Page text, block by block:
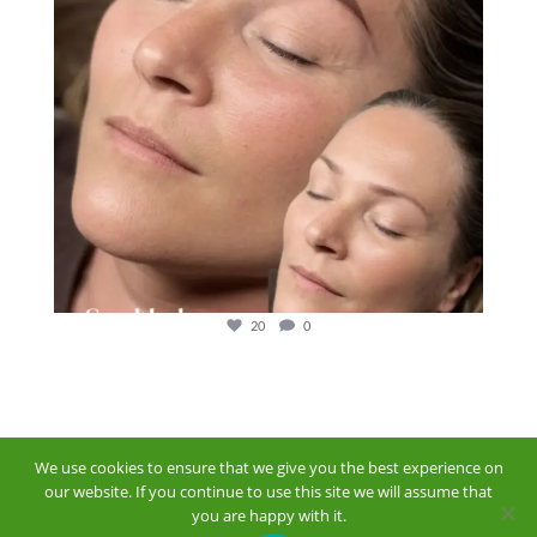
20 0
We use cookies to ensure that we give you the best experience on
our website. If you continue to use this site we will assume that
you are happy with it.